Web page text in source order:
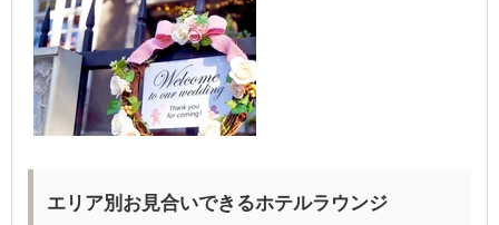
エリア別お見合いできるホテルラウンジ